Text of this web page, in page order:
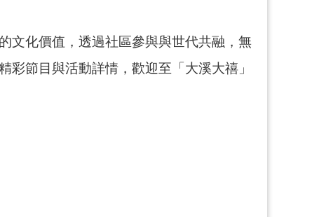
文化價值，透過社區參與與世代共融，無
節目與活動詳情，歡迎至「大溪大禧」